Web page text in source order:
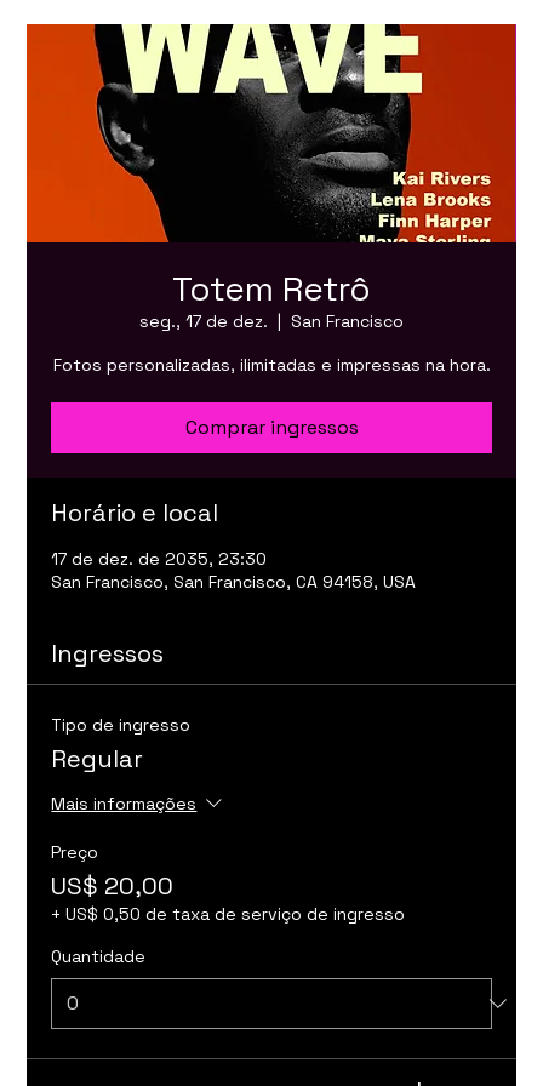
Totem Retrô
seg., 17 de dez.
  |
San Francisco
Fotos personalizadas, ilimitadas e impressas na hora.
Comprar ingressos
Horário e local
17 de dez. de 2035, 23:30
San Francisco, San Francisco, CA 94158, USA
Ingressos
Tipo de ingresso
Regular
Mais informações
Preço
US$ 20,00
+ US$ 0,50 de taxa de serviço de ingresso
Quantidade